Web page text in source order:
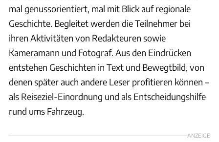
mal genussorientiert, mal mit Blick auf regionale
Geschichte. Begleitet werden die Teilnehmer bei
ihren Aktivitäten von Redakteuren sowie
Kameramann und Fotograf. Aus den Eindrücken
entstehen Geschichten in Text und Bewegtbild, von
denen später auch andere Leser profitieren können –
als Reiseziel-Einordnung und als Entscheidungshilfe
rund ums Fahrzeug.
ANZEIGE